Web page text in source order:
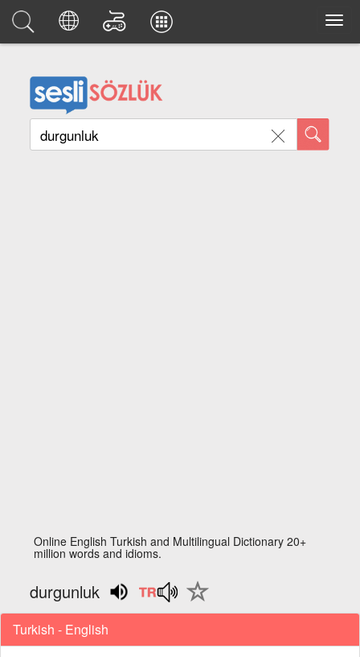
Online English Turkish and Multilingual Dictionary 20+
million words and idioms.
durgunluk
Turkish - English